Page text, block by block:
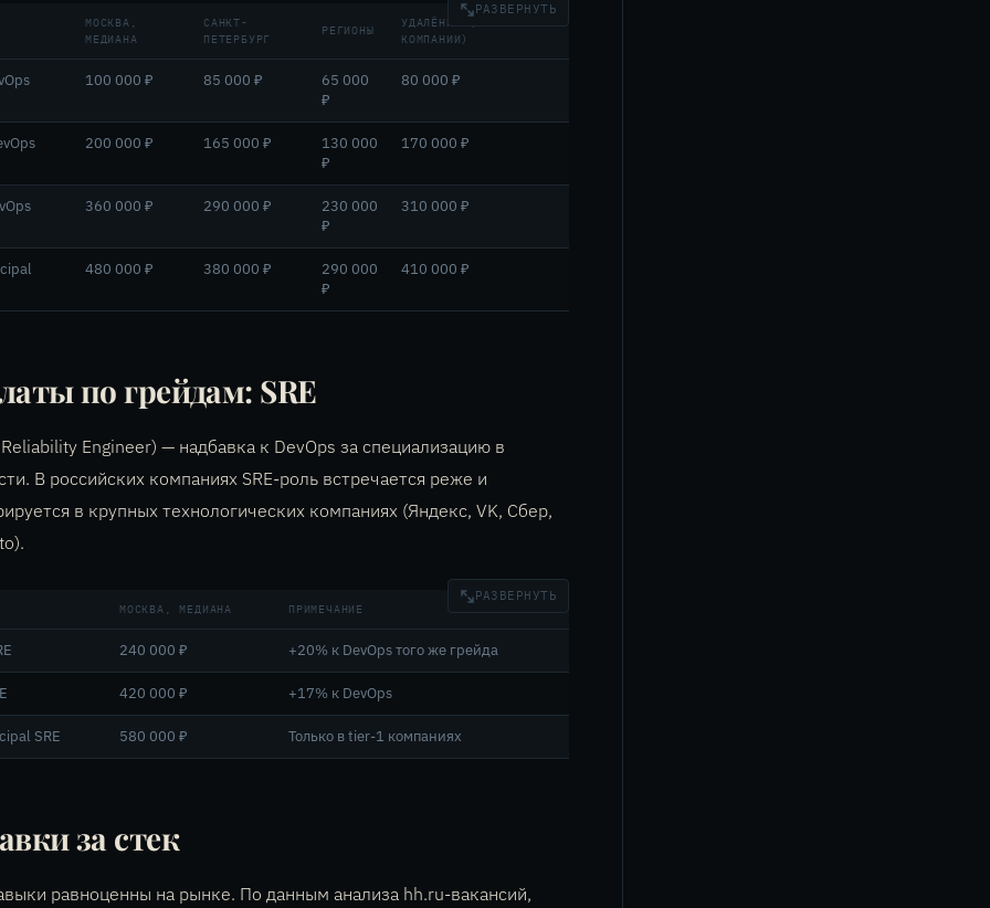
МОСКВА,
МЕДИАНА
САНКТ-
ПЕТЕРБУРГ
РЕГИОНЫ
УДАЛЁНКА (РОС.
КОМПАНИИ)
100 000 ₽ 85 000 ₽
65 000
₽
80 000 ₽
200 000 ₽ 165 000 ₽
130 000
₽
170 000 ₽
360 000 ₽ 290 000 ₽
230 000
₽
310 000 ₽
480 000 ₽ 380 000 ₽
290 000
₽
410 000 ₽
РАЗВЕРНУТЬ
по грейдам: SRE
Reliability Engineer) — надбавка к DevOps за специализацию в
В российских компаниях SRE-роль встречается реже и
в крупных технологических компаниях (Яндекс, VK, Сбер,
МОСКВА, МЕДИАНА ПРИМЕЧАНИЕ
240 000 ₽ +20% к DevOps того же грейда
420 000 ₽ +17% к DevOps
SRE 580 000 ₽ Только в tier-1 компаниях
РАЗВЕРНУТЬ
за стек
равноценны на рынке. По данным анализа hh.ru-вакансий,